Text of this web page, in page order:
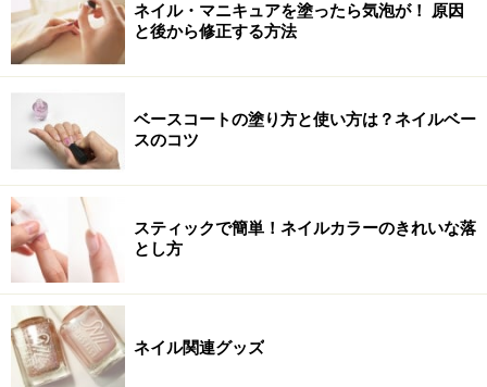
ネイル・マニキュアを塗ったら気泡が！ 原因
と後から修正する方法
ベースコートの塗り方と使い方は？ネイルベー
スのコツ
スティックで簡単！ネイルカラーのきれいな落
とし方
ネイル関連グッズ